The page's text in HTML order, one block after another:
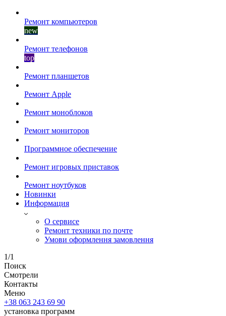
Ремонт компьютеров
new
Ремонт телефонов
top
Ремонт планшетов
Ремонт Apple
Ремонт моноблоков
Ремонт мониторов
Программное обеспечение
Ремонт игровых приставок
Ремонт ноутбуков
Новинки
Информация
О сервисе
Ремонт техники по почте
Умови оформлення замовлення
1/1
Поиск
Смотрели
Контакты
Меню
+38 063 243 69 90
установка программ